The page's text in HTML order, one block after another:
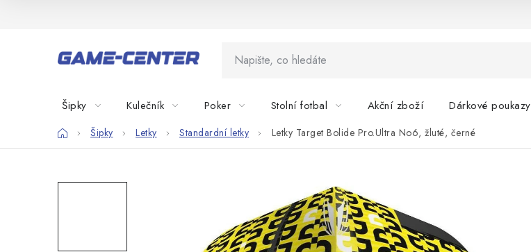
Šipky Kulečník Poker Stolní fotbal Akční zboží Dárkové poukazy
DomůŠipky Letky Standardní letky Letky Target Bolide Pro.Ultra No6, žluté, černé